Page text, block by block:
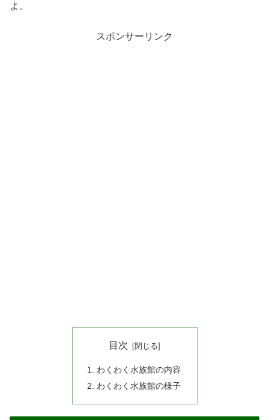
よ。
スポンサーリンク
目次
わくわく水族館の内容
わくわく水族館の様子